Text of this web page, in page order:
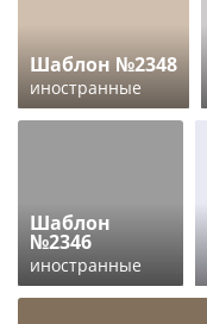
Шаблон №2348
иностранные
Шаблон
№2346
иностранные